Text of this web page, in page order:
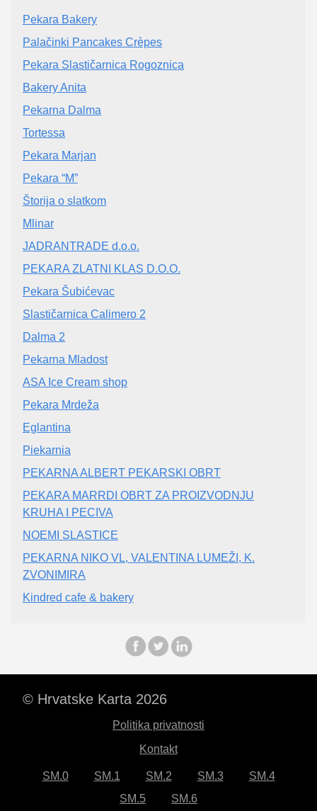
Pekara Bakery
Palačinki Pancakes Crèpes
Pekara Slastičarnica Rogoznica
Bakery Anita
Pekarna Dalma
Tortessa
Pekara Marjan
Pekara “M”
Štorija o slatkom
Mlinar
JADRANTRADE d.o.o.
PEKARA ZLATNI KLAS D.O.O.
Pekara Šubićevac
Slastičarnica Calimero 2
Dalma 2
Pekarna Mladost
ASA Ice Cream shop
Pekara Mrdeža
Eglantina
Piekarnia
PEKARNA ALBERT PEKARSKI OBRT
PEKARA MARRDI OBRT ZA PROIZVODNJU
KRUHA I PECIVA
NOEMI SLASTICE
PEKARNA NIKO VL, VALENTINA LUMEŽI, K.
ZVONIMIRA
Kindred cafe & bakery
© Hrvatske Karta 2026
Politika privatnosti
Kontakt
SM.0 SM.1 SM.2 SM.3
SM.4
SM.5
SM.6